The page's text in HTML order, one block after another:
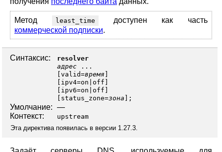
Метод least_time
доступен как часть
коммерческой подписки.
Синтаксис:
resolver
адрес ...
valid=время
ipv4=on off
ipv6=on off
status_zone=зона ];
Умолчание: —
Контекст:
upstream
Эта директива появилась в версии 1.27.3.